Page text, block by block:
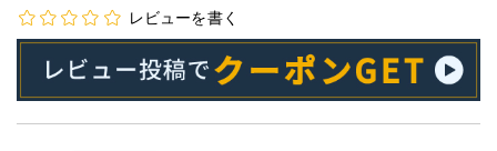
レビューを書く